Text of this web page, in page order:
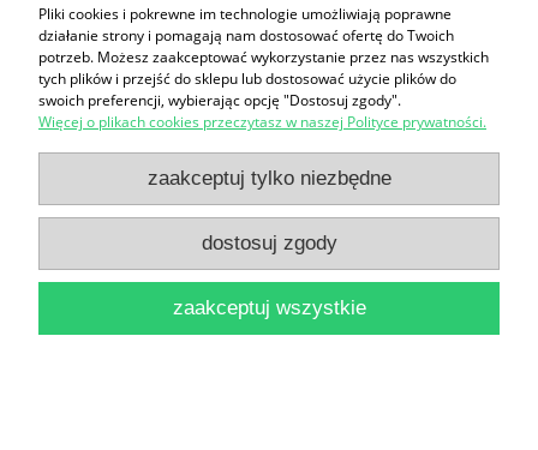
do koszyka
Historia książki : od glinianych tabliczek po e-booki /
Roderick Cave i Sara Ayad
Pliki cookies i pokrewne im technologie umożliwiają poprawne
działanie strony i pomagają nam dostosować ofertę do Twoich
potrzeb. Możesz zaakceptować wykorzystanie przez nas wszystkich
tych plików i przejść do sklepu lub dostosować użycie plików do
swoich preferencji, wybierając opcję "Dostosuj zgody".
Więcej o plikach cookies przeczytasz w naszej Polityce prywatności.
zaakceptuj tylko niezbędne
dostosuj zgody
zaakceptuj wszystkie